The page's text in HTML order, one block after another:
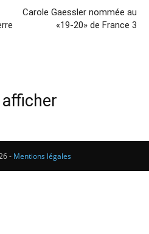
Carole Gaessler nommée au
«19-20» de France 3
- Mentions légales